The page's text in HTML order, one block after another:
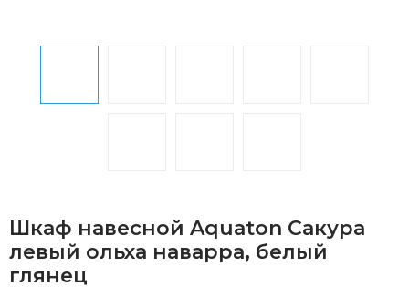
Шкаф навесной Aquaton Сакура
левый ольха наварра, белый
глянец